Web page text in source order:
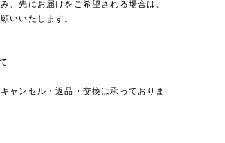
、先にお届けをご希望される場合は、
いいたします。
ャンセル・返品・交換は承っておりま